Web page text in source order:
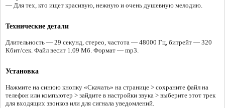
— Для тех, кто ищет красивую, нежную и очень душевную мелодию.
Технические детали
Длительность — 29 секунд, стерео, частота — 48000 Гц, битрейт — 320
Кбит/сек. Файл весит 1.09 Мб. Формат — mp3.
Установка
Нажмите на синюю кнопку «Скачать» на странице > сохраните файл на
телефон или компьютер > зайдите в настройки звука > выберите этот трек
для входящих звонков или для сигнала уведомлений.